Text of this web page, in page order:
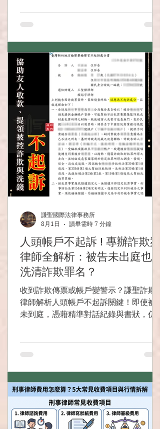
人頭帳戶不起訴 ! 專辦詐欺案
律師全解析：被告未出庭也能
洗清詐欺罪名？
收到詐欺傳票或帳戶變警示？謙聖詐欺案
律師解析人頭帳戶不起訴關鍵！即使被告
未到庭，憑藉精準對話紀錄與書狀，仍可
謙聖國際法律事務所
8月1日
讀畢需時 7 分鐘